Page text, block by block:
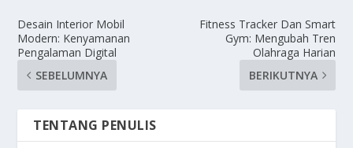
Desain Interior Mobil
Modern: Kenyamanan
Pengalaman Digital
SEBELUMNYA
Fitness Tracker Dan Smart
Gym: Mengubah Tren
Olahraga Harian
BERIKUTNYA
TENTANG PENULIS